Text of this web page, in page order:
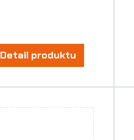
Detail produktu